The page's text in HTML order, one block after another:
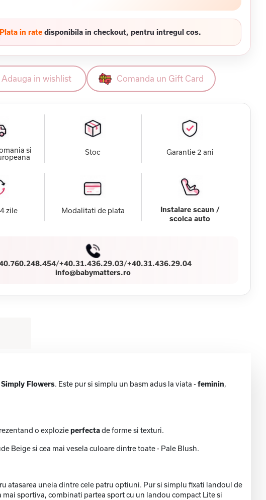
Plata in rate disponibila in checkout, pentru intregul cos.
Adauga in wishlist Comanda un Gift Card
si
Stoc Garantie 2 ani
zile Modalitati de plata
Instalare scaun /
scoica auto
/+40.31.436.29.03/+40.31.436.29.04
info@babymatters.ro
Simply Flowers. Este pur si simplu un basm adus la viata - feminin,
o explozieperfectade forme si texturi.
Beige si cea mai vesela culoare dintre toate - Pale Blush.
atasarea uneia dintre cele patru optiuni. Pur si simplu fixati landoul de
sportiva, combinati partea sport cu un landou compact Lite si